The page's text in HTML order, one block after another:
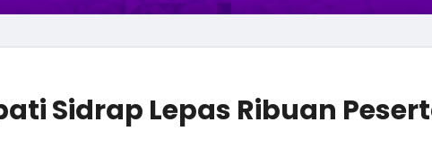
Sidrap Lepas Ribuan